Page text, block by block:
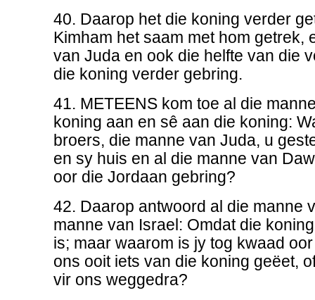
40. Daarop het die koning verder
Kimham het saam met hom getrek,
van Juda en ook die helfte van die
die koning verder gebring.
41. METEENS kom toe al die
koning aan en sê aan die koning:
broers, die manne van Juda, u
en sy huis en al die manne van
oor die Jordaan gebring?
42. Daarop antwoord al die manne
manne van Israel: Omdat die
is; maar waarom is jy tog kwaad
ons ooit iets van die koning geëet,
vir ons weggedra?